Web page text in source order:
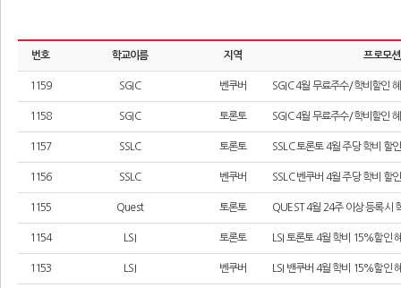
번호 학교이름 지역 프로모
1159 SGIC 벤쿠버 SGIC 4월 무료주수/학비할인
1158 SGIC 토론토 SGIC 4월 무료주수/학비할인
1157 SSLC 토론토 SSLC 토론토 4월 주당 학비 할
1156 SSLC 벤쿠버 SSLC 벤쿠버 4월 주당 학비 할
1155 Quest 토론토 QUEST 4월 24주 이상 등록시
1154 LSI 토론토 LSI 토론토 4월 학비 15%할인
1153 LSI 벤쿠버 LSI 밴쿠버 4월 학비 15%할인